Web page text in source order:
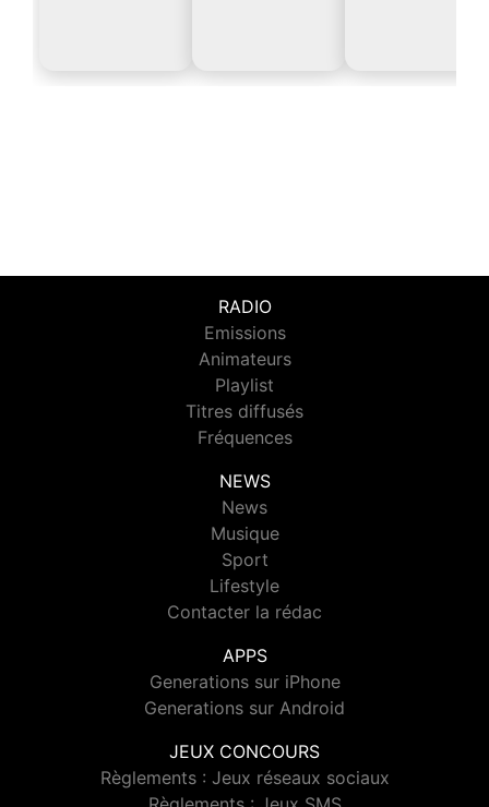
RADIO
Emissions
Animateurs
Playlist
Titres diffusés
Fréquences
NEWS
News
Musique
Sport
Lifestyle
Contacter la rédac
APPS
Generations sur iPhone
Generations sur Android
JEUX CONCOURS
Règlements : Jeux réseaux sociaux